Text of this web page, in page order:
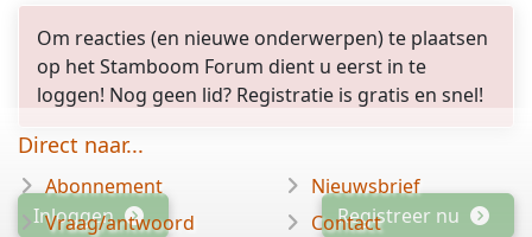
Om reacties (en nieuwe onderwerpen) te plaatsen
op het Stamboom Forum dient u eerst in te
loggen! Nog geen lid? Registratie is gratis en snel!
Inloggen Registreer nu
Direct naar...
Abonnement
Vraag/antwoord
Nieuwsbrief
Contact